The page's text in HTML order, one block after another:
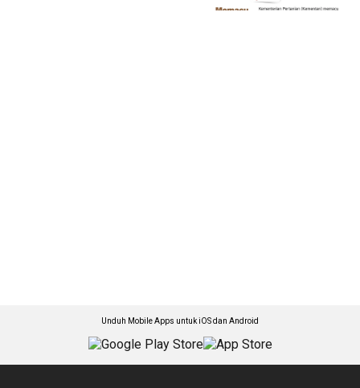
Unduh Mobile Apps untuk iOS dan Android